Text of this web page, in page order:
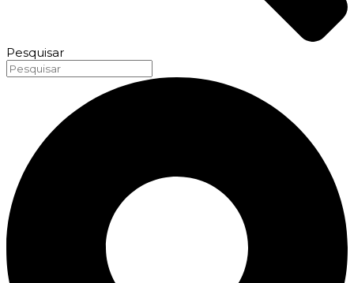
Pesquisar